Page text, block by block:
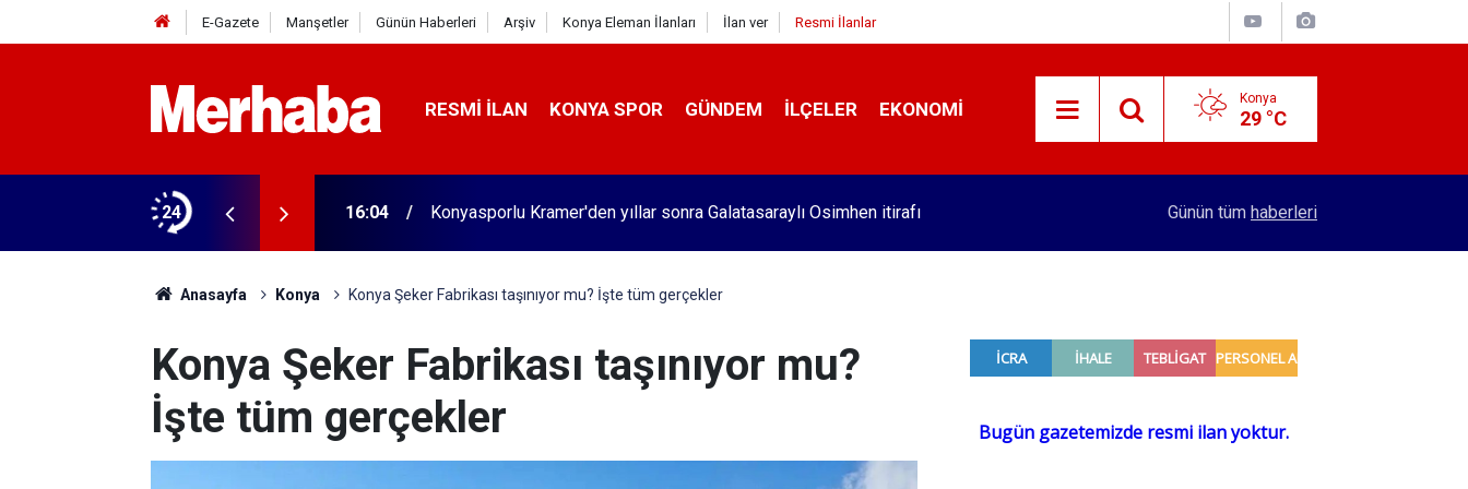
E-Gazete Manşetler Günün Haberleri Arşiv Konya Eleman İlanları İlan ver Resmi İlanlar
RESMI İLAN KONYA SPOR GÜNDEM İLÇELER EKONOMI Konya
29 °C
24
313 beygir motoru var 16:04 Konyasporlu Kramer'den yıllar sonra Galatasaraylı Osimhen itirafı Merkez Bankası rezervleri açıklandı
Günün tüm haberleri
Anasayfa Konya Konya Şeker Fabrikası taşınıyor mu? İşte tüm gerçekler
Konya Şeker Fabrikası taşınıyor mu?
İşte tüm gerçekler